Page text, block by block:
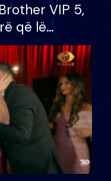
VIP 5,
që lë
për